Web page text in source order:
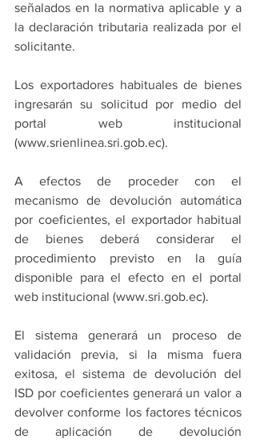
señalados en la normativa aplicable y a
la declaración tributaria realizada por el
solicitante.
Los exportadores habituales de bienes
ingresarán su solicitud por medio del
portal web institucional
(www.srienlinea.sri.gob.ec).
A efectos de proceder con el
mecanismo de devolución automática
por coeficientes, el exportador habitual
de bienes deberá considerar el
procedimiento previsto en la guía
disponible para el efecto en el portal
web institucional (www.sri.gob.ec).
El sistema generará un proceso de
validación previa, si la misma fuera
exitosa, el sistema de devolución del
ISD por coeficientes generará un valor a
devolver conforme los factores técnicos
de aplicación de devolución